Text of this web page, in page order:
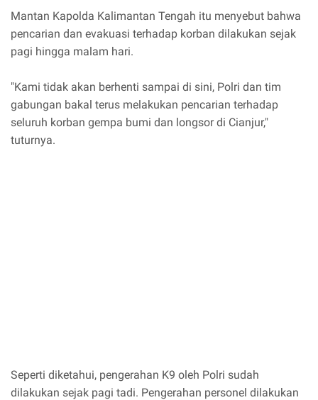
Mantan Kapolda Kalimantan Tengah itu menyebut bahwa
pencarian dan evakuasi terhadap korban dilakukan sejak
pagi hingga malam hari.
"Kami tidak akan berhenti sampai di sini, Polri dan tim
gabungan bakal terus melakukan pencarian terhadap
seluruh korban gempa bumi dan longsor di Cianjur,"
tuturnya.
Seperti diketahui, pengerahan K9 oleh Polri sudah
dilakukan sejak pagi tadi. Pengerahan personel dilakukan